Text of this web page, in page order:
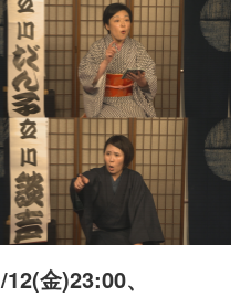
金)23:00、